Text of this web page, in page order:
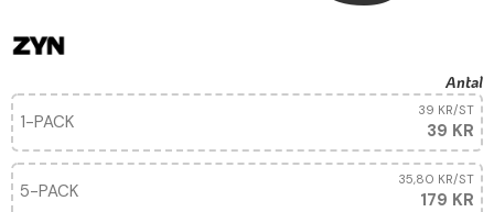
Antal
1-PACK 39 KR
39 KR/ST
5-PACK 179 KR
35,80 KR/ST